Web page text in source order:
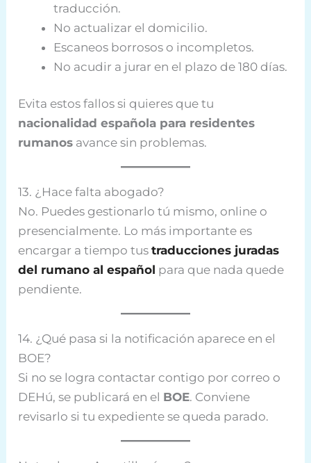
traducción.
No actualizar el domicilio.
Escaneos borrosos o incompletos.
No acudir a jurar en el plazo de 180 días.
Evita estos fallos si quieres que tu
nacionalidad española para residentes
rumanos avance sin problemas.
13. ¿Hace falta abogado?
No. Puedes gestionarlo tú mismo, online o
presencialmente. Lo más importante es
encargar a tiempo tustraducciones juradas
del rumano al español para que nada quede
pendiente.
14. ¿Qué pasa si la notificación aparece en el
BOE?
Si no se logra contactar contigo por correo o
DEHú, se publicará en el BOE. Conviene
revisarlo si tu expediente se queda parado.